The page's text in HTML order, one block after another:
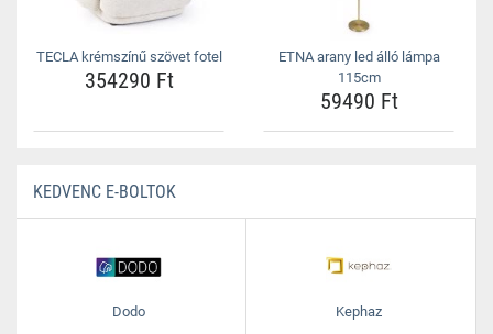
TECLA krémszínű szövet fotel
354290 Ft
ETNA arany led álló lámpa
115cm
59490 Ft
KEDVENC E-BOLTOK
Dodo Kephaz